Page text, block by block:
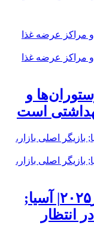
و
است
افت تجارت جهانی پنبه در۲۰۲۵| آسیا;
انتظار